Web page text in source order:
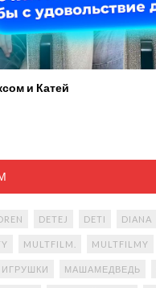
и Катей
DETEJ DETI DIANA
MULTFILM. MULTFILMY
ИГРУШКИ МАШАМЕДВЕДЬ